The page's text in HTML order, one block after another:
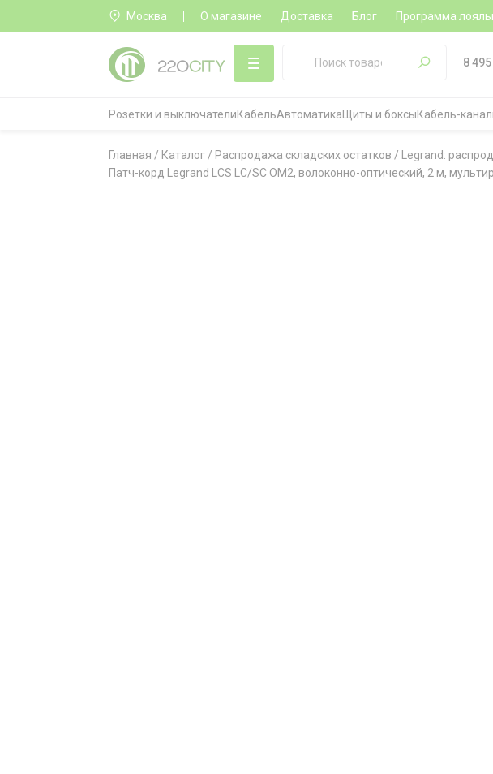
Москва О магазине Доставка Блог Программа
8
Розетки и выключателиКабельАвтоматика Щиты и боксыКабель-
Главная / Каталог / Распродажа складских остатков / Legrand:
Патч-корд Legrand LCS LC/SC OM2, волоконно-оптический, 2 м,